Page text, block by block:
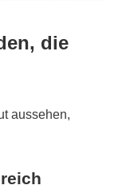
die
aussehen,